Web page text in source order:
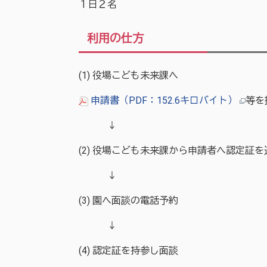
１日２名
利用の仕方
(1) 役場こども未来課へ
申請書（PDF：152.6キロバイト） 等を
↓
(2) 役場こども未来課から申請者へ認定証を
↓
(3) 園へ面談の電話予約
↓
(4) 認定証を持参し面談